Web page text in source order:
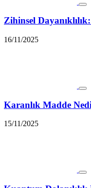
Zihinsel
16/11/2025
Karanlık Madde
15/11/2025